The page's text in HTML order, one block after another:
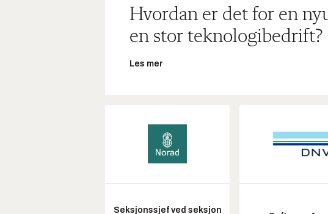
Hvordan er det for en
en stor teknologibedrift?
Les mer
Seksjonssjef ved seksjon